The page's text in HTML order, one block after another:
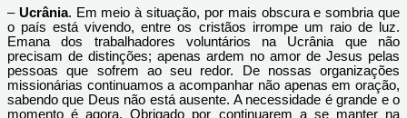
– Ucrânia. Em meio à situação, por mais obscura e sombria que
o país está vivendo, entre os cristãos irrompe um raio de luz.
Emana dos trabalhadores voluntários na Ucrânia que não
precisam de distinções; apenas ardem no amor de Jesus pelas
pessoas que sofrem ao seu redor. De nossas organizações
missionárias continuamos a acompanhar não apenas em oração,
sabendo que Deus não está ausente. A necessidade é grande e o
momento é agora. Obrigado por continuarem a se manter na